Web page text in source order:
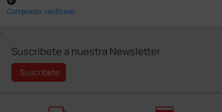
Comprador verificado
;
Suscríbete a nuestra Newsletter
Suscríbete